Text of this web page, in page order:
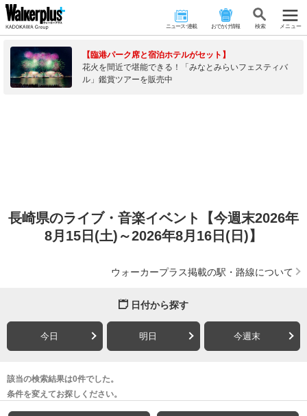
ニュース･連載 おでかけ情報 検 索 メニュー
【臨港パーク席と宿泊ホテルがセット】
花火を間近で堪能できる！「みなとみらいフェスティバ
ル」鑑賞ツアーを販売中
長崎県のライブ・音楽イベント【今週末2026年
8月15日(土)～2026年8月16日(日)】
ウォーカープラス掲載の駅・路線について
日付から探す
今日 明日 今週末
該当の検索結果は0件でした。
条件を変えてお探しください。